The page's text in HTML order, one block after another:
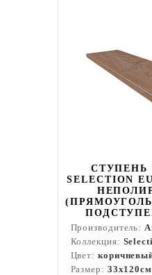
СТУПЕНЬ
SELECTION
Производитель:
Коллекция:
Цвет:
Размер: